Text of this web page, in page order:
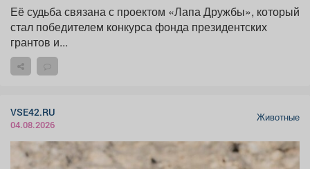
Её судьба связана с проектом «Лапа Дружбы», который
стал победителем конкурса фонда президентских
грантов и...
VSE42.RU
04.08.2026
Животные